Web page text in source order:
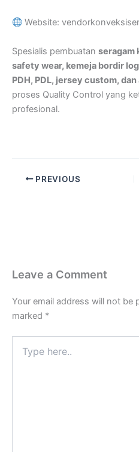
Website:
Spesialis pembuatan seragam
safety wear, kemeja bordir
PDH, PDL, jersey custom,
proses Quality Control yang
profesional.
PREVIOUS
Leave a Comment
Your email address will not be
marked *
here..